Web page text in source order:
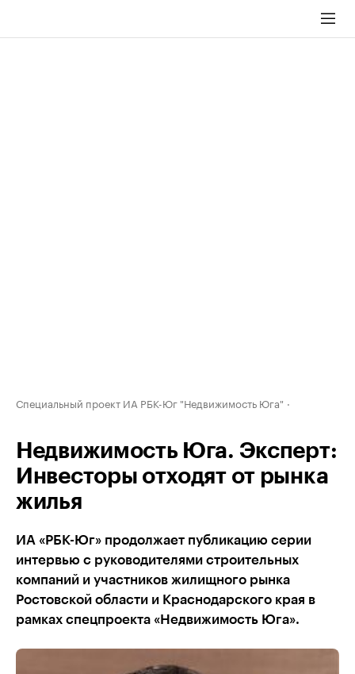
Специальный проект ИА РБК-Юг "Недвижимость Юга"
Недвижимость Юга. Эксперт:
Инвесторы отходят от рынка
жилья
ИА «РБК-Юг» продолжает публикацию серии
интервью с руководителями строительных
компаний и участников жилищного рынка
Ростовской области и Краснодарского края в
рамках спецпроекта «Недвижимость Юга».